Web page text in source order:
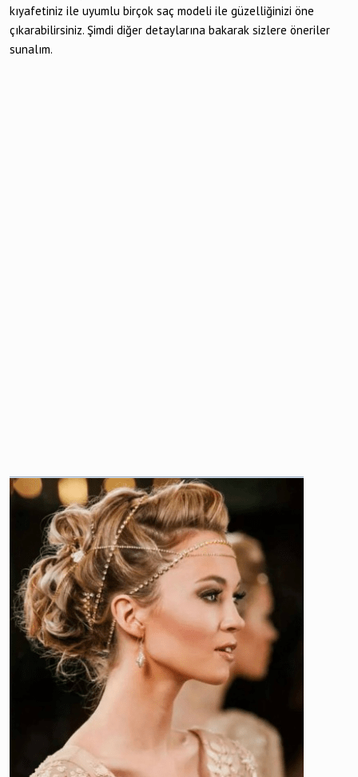
kıyafetiniz ile uyumlu birçok saç modeli ile güzelliğinizi öne
çıkarabilirsiniz. Şimdi diğer detaylarına bakarak sizlere öneriler
sunalım.